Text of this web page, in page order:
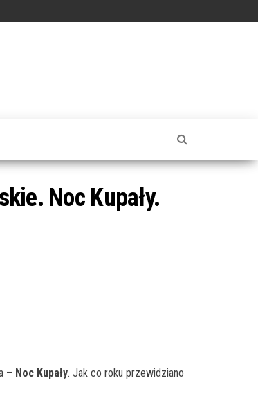
Noc Kupały.
– Noc Kupały. Jak co roku przewidziano